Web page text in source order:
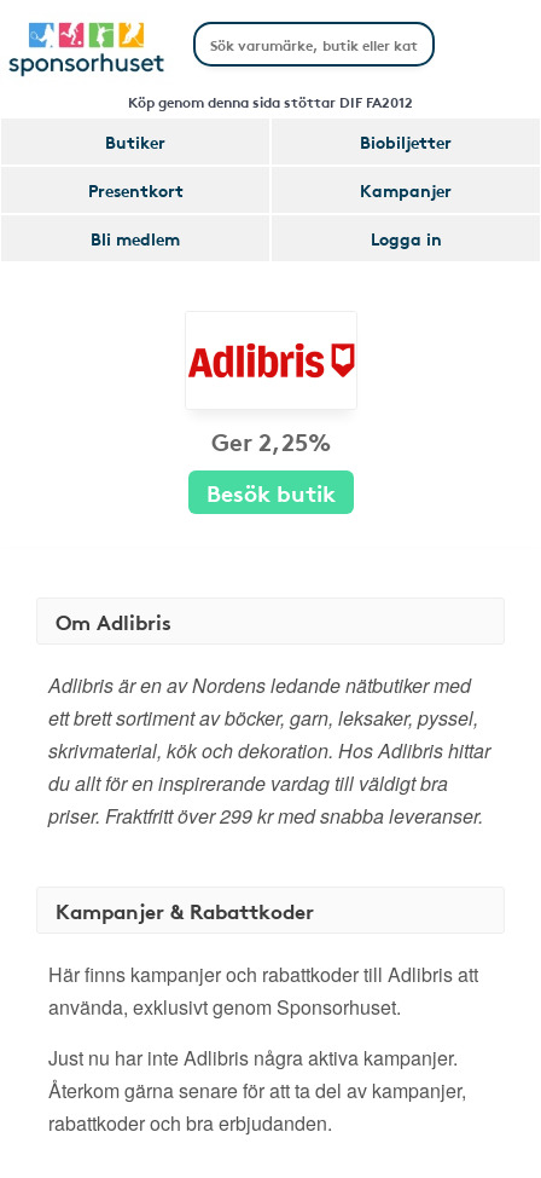
Köp genom denna sida stöttar DIF FA2012
Butiker
Biobiljetter
Presentkort
Kampanjer
Bli medlem
Logga in
Ger 2,25%
Besök butik
Om Adlibris
Adlibris är en av Nordens ledande nätbutiker med
ett brett sortiment av böcker, garn, leksaker, pyssel,
skrivmaterial, kök och dekoration. Hos Adlibris hittar
du allt för en inspirerande vardag till väldigt bra
priser. Fraktfritt över 299 kr med snabba leveranser.
Kampanjer & Rabattkoder
Här finns kampanjer och rabattkoder till Adlibris att
använda, exklusivt genom Sponsorhuset.
Just nu har inte Adlibris några aktiva kampanjer.
Återkom gärna senare för att ta del av kampanjer,
rabattkoder och bra erbjudanden.